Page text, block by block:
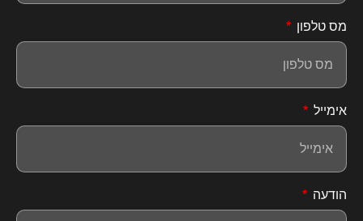
מס טלפון
אימייל
הודעה